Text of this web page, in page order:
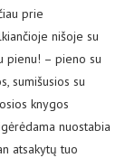
prie
nišoje su
pienu! – pieno su
sumišusios su
knygos
nuostabia
atsakytų tuo